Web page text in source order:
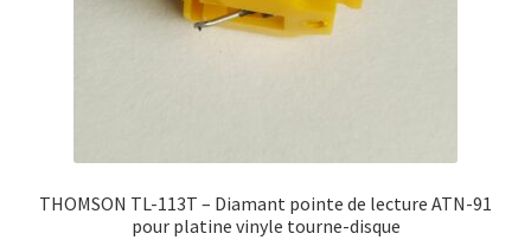
THOMSON TL-113T – Diamant pointe de lecture ATN-91
pour platine vinyle tourne-disque